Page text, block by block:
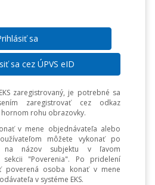
sa cez ÚPVS eID
zaregistrovaný, je potrebné sa
zaregistrovať cez odkaz
rohu obrazovky.
v mene objednávateľa alebo
môžete vykonať po
na názov subjektu v ľavom
"Poverenia". Po pridelení
poverená osoba konať v mene
v systéme EKS.